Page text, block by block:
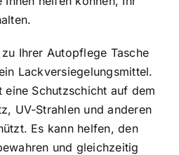
Ihrer Autopflege Tasche
Lackversiegelungsmittel.
eine Schutzschicht auf dem
UV-Strahlen und anderen
Es kann helfen, den
und gleichzeitig